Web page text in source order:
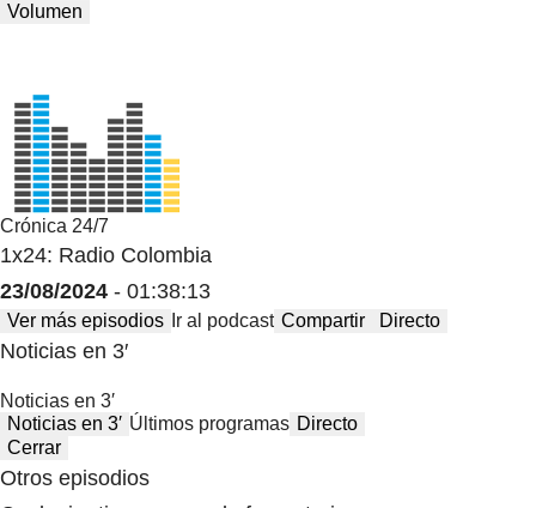
Volumen
Crónica 24/7
1x24: Radio Colombia
23/08/2024 - 01:38:13
Ver más episodios Ir al podcast Compartir Directo
Noticias en 3′
Noticias en 3′
Noticias en 3′ Últimos programas Directo
Cerrar
Otros episodios